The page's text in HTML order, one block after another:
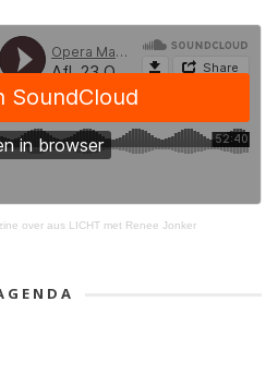
over aus LICHT met Renee Jonker